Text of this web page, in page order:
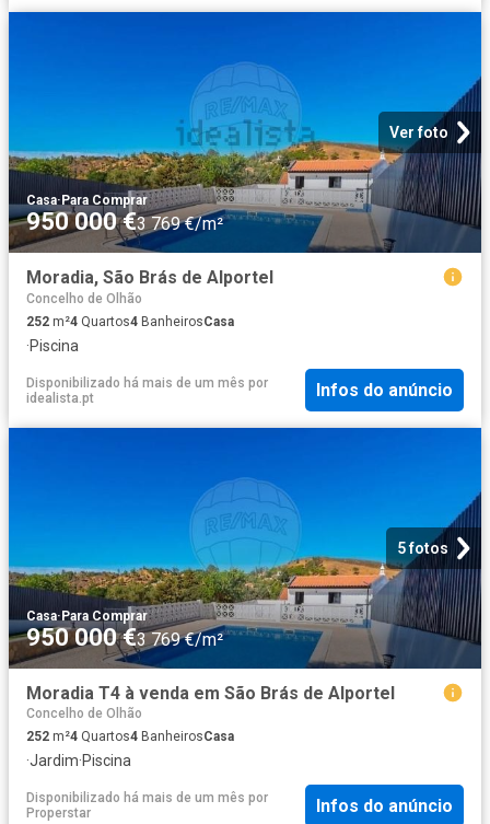
Ver foto
Casa· Para Comprar
950 000 €3 769 €/m²
Moradia, São Brás de Alportel
Concelho de Olhão
252 m²4 Quartos4 BanheirosCasa
·Piscina
Disponibilizado há mais de um mês por
idealista.pt
Infos do anúncio
5 fotos
Casa·Para Comprar
950 000 €3 769 €/m²
Moradia T4 à venda em São Brás de Alportel
Concelho de Olhão
252 m²4 Quartos4 BanheirosCasa
·Jardim·Piscina
Disponibilizado há mais de um mês por
Properstar
Infos do anúncio